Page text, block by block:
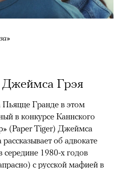
Грэя
Пьяцце Гранде в этом
в конкурсе Каннского
(Paper Tiger) Джеймса
об адвокате
1980-х годов
с русской мафией в